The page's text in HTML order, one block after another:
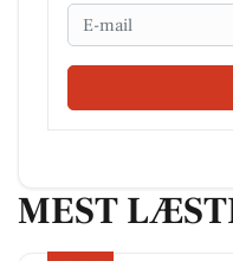
Email
MEST